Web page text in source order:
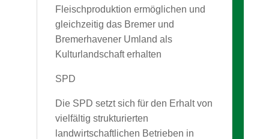
Fleischproduktion ermöglichen und
gleichzeitig das Bremer und
Bremerhavener Umland als
Kulturlandschaft erhalten
SPD
Die SPD setzt sich für den Erhalt von
vielfältig strukturierten
landwirtschaftlichen Betrieben in